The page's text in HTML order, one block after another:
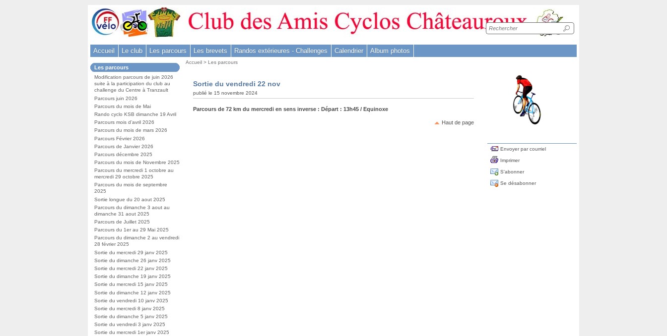
Recherche
sur
site
Accueil Le club Les parcours Les brevets Randos extérieures - Challenges Calendrier Album photos
Dans
la
rubrique
:
Les parcours
Modification parcours de juin 2026
suite à la participation du club au
challenge du Centre à Tranzault
Parcours juin 2026
Parcours du mois de Mai
Rando cyclo KSB dimanche 19 Avril
Parcours mois d’avril 2026
Parcours du mois de mars 2026
Parcours Février 2026
Parcours de Janvier 2026
Parcours décembre 2025
Parcours du mois de Novembre 2025
Parcours du mercredi 1 octobre au
mercredi 29 octobre 2025
Parcours du mois de septembre
2025
Sortie longue du 20 aout 2025
Parcours du dimanche 3 aout au
dimanche 31 aout 2025
Parcours de Juillet 2025
Parcours du 1er au 29 Mai 2025
Parcours du dimanche 2 au vendredi
28 février 2025
Sortie du mercredi 29 janv 2025
Sortie du dimanche 26 janv 2025
Sortie du mercredi 22 janv 2025
Sortie du dimanche 19 janv 2025
Sortie du mercredi 15 janv 2025
Sortie du dimanche 12 janv 2025
Sortie du vendredi 10 janv 2025
Sortie du mercredi 8 janv 2025
Sortie du dimanche 5 janv 2025
Sortie du vendredi 3 janv 2025
Sortie du mercredi 1er janv 2025
Vous
Accueil >Les parcours
Sortie du vendredi 22 nov
publié le 15 novembre 2024
Parcours de 72 km du mercredi en sens inverse : Départ : 13h45 / Equinoxe
Haut de page
Envoyer par courriel
Imprimer
S'abonner
Se désabonner